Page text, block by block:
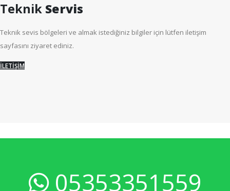
Teknik Servis
Teknik sevis bölgeleri ve almak istediğiniz bilgiler için lütfen iletişim
sayfasını ziyaret ediniz.
İLETİŞİM
05353351559